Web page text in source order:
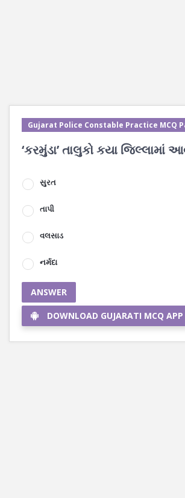
Gujarat Police Constable Practice MCQ
‘કરમુંડા’ તાલુકો કયા જિલ્લામાં
સુરત
તાપી
વલસાડ
નર્મદા
ANSWER
DOWNLOAD GUJARATI MCQ APP